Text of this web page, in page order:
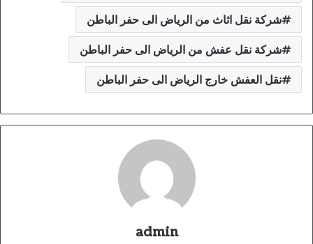
شركة نقل اثاث من الرياض الى حفر الباطن
شركة نقل عفش من الرياض الى حفر الباطن
نقل العفش خارج الرياض الى حفر الباطن
admin